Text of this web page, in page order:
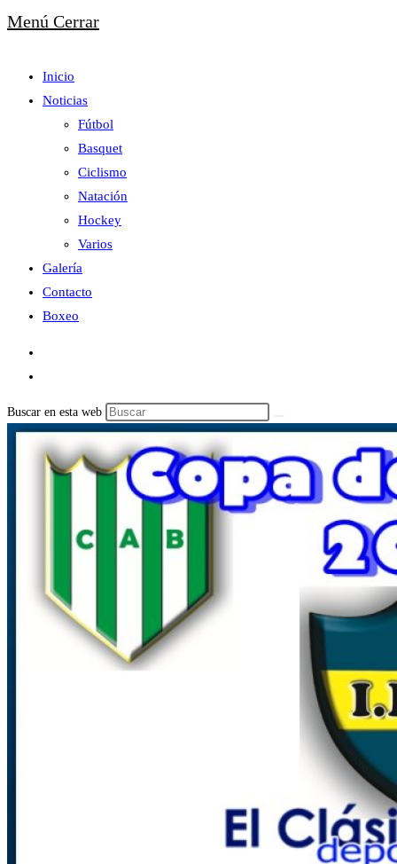
Menú Cerrar
Inicio
Noticias
Fútbol
Basquet
Ciclismo
Natación
Hockey
Varios
Galería
Contacto
Boxeo
Buscar en esta web